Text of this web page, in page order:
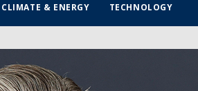
CLIMATE & ENERGY TECHNOLOGY